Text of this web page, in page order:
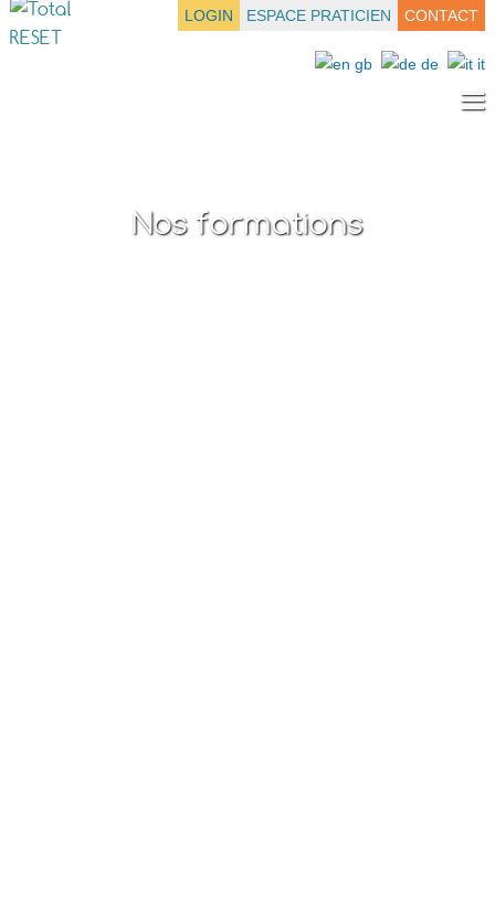
LOGIN ESPACE PRATICIEN CONTACT
≡
Nos formations